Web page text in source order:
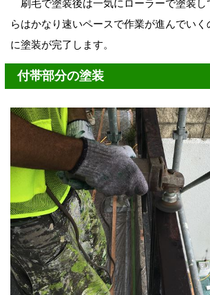
刷毛で塗装後は一気にローラーで塗装し
らはかなり速いペースで作業が進んでい
に塗装が完了します。
付帯部分の塗装